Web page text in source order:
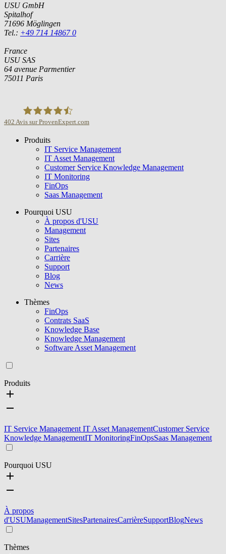
USU GmbH
Spitalhof
71696 Möglingen
Tel.: +49 714 14867 0
France
USU SAS
64 avenue Parmentier
75011 Paris
USU GmbH
402 Avis sur ProvenExpert.com
Produits
IT Service Management
IT Asset Management
Customer Service Knowledge Management
IT Monitoring
FinOps
Saas Management
Pourquoi USU
À propos d'USU
Management
Sites
Partenaires
Carrière
Support
Blog
News
Thèmes
FinOps
Contrats SaaS
Knowledge Base
Knowledge Management
Software Asset Management
Produits
IT Service Management IT Asset ManagementCustomer Service
Knowledge ManagementIT MonitoringFinOpsSaas Management
Pourquoi USU
À propos
d'USUManagementSitesPartenairesCarrièreSupportBlogNews
Thèmes